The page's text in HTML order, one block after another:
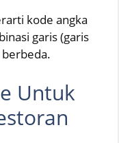
kode angka
garis (garis
Untuk